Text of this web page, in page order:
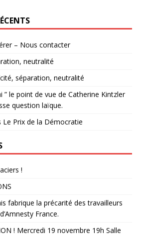
– Nous contacter
neutralité
séparation, neutralité
” le point de vue de Catherine Kintzler
question laïque.
Le Prix de la Démocratie
!
fabrique la précarité des travailleurs
France.
! Mercredi 19 novembre 19h Salle